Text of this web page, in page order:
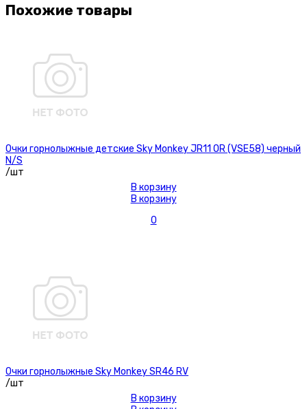
Похожие товары
Очки горнолыжные детские Sky Monkey JR11 OR (VSE58) черный
N/S
/шт
В корзину
В корзину
0
Очки горнолыжные Sky Monkey SR46 RV
/шт
В корзину